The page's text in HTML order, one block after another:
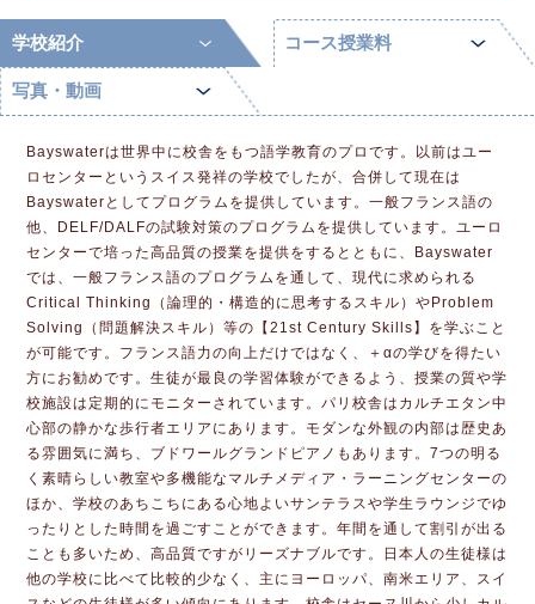
学校紹介 コース授業料
写真・動画
Bayswaterは世界中に校舎をもつ語学教育のプロです。以前はユー
ロセンターというスイス発祥の学校でしたが、合併して現在は
Bayswaterとしてプログラムを提供しています。一般フランス語の
他、DELF/DALFの試験対策のプログラムを提供しています。ユーロ
センターで培った高品質の授業を提供をするとともに、Bayswater
では、一般フランス語のプログラムを通して、現代に求められる
Critical Thinking（論理的・構造的に思考するスキル）やProblem
Solving（問題解決スキル）等の【21st Century Skills】を学ぶこと
が可能です。フランス語力の向上だけではなく、＋αの学びを得たい
方にお勧めです。生徒が最良の学習体験ができるよう、授業の質や学
校施設は定期的にモニターされています。パリ校舎はカルチエタン中
心部の静かな歩行者エリアにあります。モダンな外観の内部は歴史あ
る雰囲気に満ち、ブドワールグランドピアノもあります。7つの明る
く素晴らしい教室や多機能なマルチメディア・ラーニングセンターの
ほか、学校のあちこちにある心地よいサンテラスや学生ラウンジでゆ
ったりとした時間を過ごすことができます。年間を通して割引が出る
ことも多いため、高品質ですがリーズナブルです。日本人の生徒様は
他の学校に比べて比較的少なく、主にヨーロッパ、南米エリア、スイ